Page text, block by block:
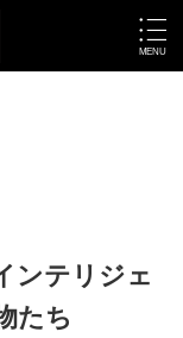
ンテリジェ
たち